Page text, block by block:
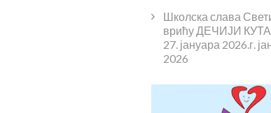
Школска слава
врићу ДЕЧИЈИ
27. јануара 2026.г.
2026